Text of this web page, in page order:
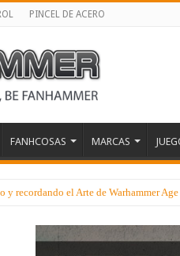
PINCEL DE ACERO
FANHCOSAS MARCAS
y recordando el Arte de Warhammer